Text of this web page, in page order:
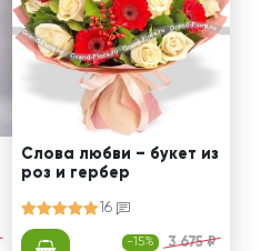
Слова любви – букет из
роз и гербер
16
-15% 3 675 ₽